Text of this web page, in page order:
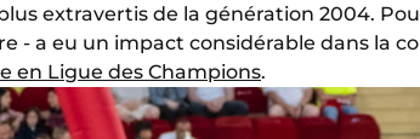
extravertis de la génération 2004.
- a eu un impact considérable dans la
en Ligue des Champions.